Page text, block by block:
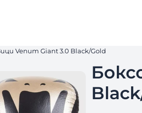
Venum Giant 3.0 Black/Gold